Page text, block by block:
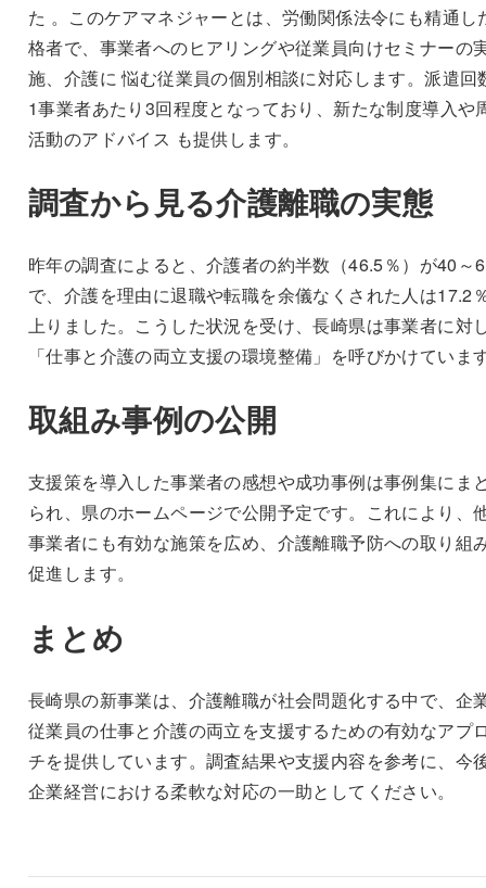
た 。このケアマネジャーとは、労働関係法令にも精通し
格者で、事業者へのヒアリングや従業員向けセミナーの
施、介護に 悩む従業員の個別相談に対応します。派遣回
1事業者あたり3回程度となっており、新たな制度導入や
活動のアドバイス も提供します。
調査から見る介護離職の実態
昨年の調査によると、介護者の約半数（46.5％）が40～
で、介護を理由に退職や転職を余儀なくされた人は17.2
上りました。こうした状況を受け、長崎県は事業者に対
「仕事と介護の両立支援の環境整備」を呼びかけていま
取組み事例の公開
支援策を導入した事業者の感想や成功事例は事例集にま
られ、県のホームページで公開予定です。これにより、
事業者にも有効な施策を広め、介護離職予防への取り組
促進します。
まとめ
長崎県の新事業は、介護離職が社会問題化する中で、企
従業員の仕事と介護の両立を支援するための有効なアプ
チを提供しています。調査結果や支援内容を参考に、今
企業経営における柔軟な対応の一助としてください。